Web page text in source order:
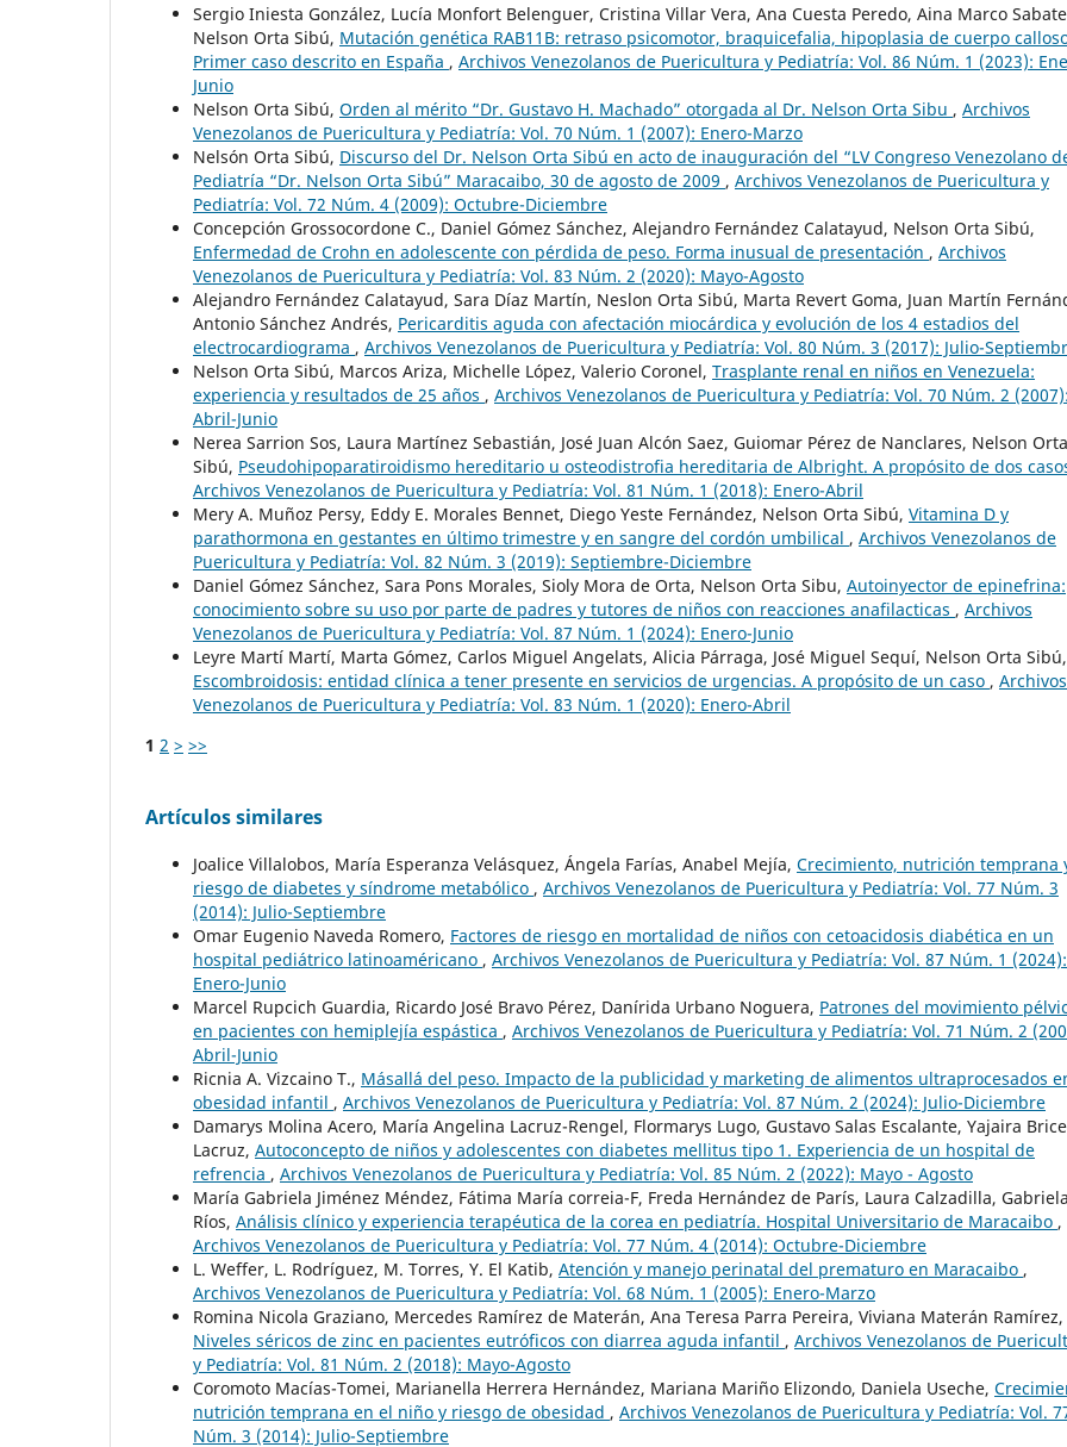
Sergio Iniesta González, Lucía Monfort Belenguer, Cristina Villar Vera, Ana Cuesta Peredo, Aina Marco
Nelson Orta Sibú, Mutación genética RAB11B: retraso psicomotor, braquicefalia, hipoplasia de cuerpo
Primer caso descrito en España , Archivos Venezolanos de Puericultura y Pediatría: Vol. 86 Núm. 1 (2023):
Junio
Nelson Orta Sibú, Orden al mérito “Dr. Gustavo H. Machado” otorgada al Dr. Nelson Orta Sibu , Archivos
Venezolanos de Puericultura y Pediatría: Vol. 70 Núm. 1 (2007): Enero-Marzo
Nelsón Orta Sibú, Discurso del Dr. Nelson Orta Sibú en acto de inauguración del “LV Congreso Venezolano
Pediatría “Dr. Nelson Orta Sibú” Maracaibo, 30 de agosto de 2009 , Archivos Venezolanos de Puericultura y
Pediatría: Vol. 72 Núm. 4 (2009): Octubre-Diciembre
Concepción Grossocordone C., Daniel Gómez Sánchez, Alejandro Fernández Calatayud, Nelson Orta Sibú,
Enfermedad de Crohn en adolescente con pérdida de peso. Forma inusual de presentación , Archivos
Venezolanos de Puericultura y Pediatría: Vol. 83 Núm. 2 (2020): Mayo-Agosto
Alejandro Fernández Calatayud, Sara Díaz Martín, Neslon Orta Sibú, Marta Revert Goma, Juan Martín
Antonio Sánchez Andrés, Pericarditis aguda con afectación miocárdica y evolución de los 4 estadios del
electrocardiograma , Archivos Venezolanos de Puericultura y Pediatría: Vol. 80 Núm. 3 (2017): Julio-
Nelson Orta Sibú, Marcos Ariza, Michelle López, Valerio Coronel, Trasplante renal en niños en Venezuela:
experiencia y resultados de 25 años , Archivos Venezolanos de Puericultura y Pediatría: Vol. 70 Núm. 2
Abril-Junio
Nerea Sarrion Sos, Laura Martínez Sebastián, José Juan Alcón Saez, Guiomar Pérez de Nanclares, Nelson Orta
Sibú, Pseudohipoparatiroidismo hereditario u osteodistrofia hereditaria de Albright. A propósito de dos
Archivos Venezolanos de Puericultura y Pediatría: Vol. 81 Núm. 1 (2018): Enero-Abril
Mery A. Muñoz Persy, Eddy E. Morales Bennet, Diego Yeste Fernández, Nelson Orta Sibú, Vitamina D y
parathormona en gestantes en último trimestre y en sangre del cordón umbilical , Archivos Venezolanos de
Puericultura y Pediatría: Vol. 82 Núm. 3 (2019): Septiembre-Diciembre
Daniel Gómez Sánchez, Sara Pons Morales, Sioly Mora de Orta, Nelson Orta Sibu, Autoinyector de epinefrina:
conocimiento sobre su uso por parte de padres y tutores de niños con reacciones anafilacticas , Archivos
Venezolanos de Puericultura y Pediatría: Vol. 87 Núm. 1 (2024): Enero-Junio
Leyre Martí Martí, Marta Gómez, Carlos Miguel Angelats, Alicia Párraga, José Miguel Sequí, Nelson Orta Sibú,
Escombroidosis: entidad clínica a tener presente en servicios de urgencias. A propósito de un caso , Archivos
Venezolanos de Puericultura y Pediatría: Vol. 83 Núm. 1 (2020): Enero-Abril
1 2 > >>
Artículos similares
Joalice Villalobos, María Esperanza Velásquez, Ángela Farías, Anabel Mejía, Crecimiento, nutrición temprana
riesgo de diabetes y síndrome metabólico , Archivos Venezolanos de Puericultura y Pediatría: Vol. 77 Núm. 3
(2014): Julio-Septiembre
Omar Eugenio Naveda Romero, Factores de riesgo en mortalidad de niños con cetoacidosis diabética en un
hospital pediátrico latinoaméricano , Archivos Venezolanos de Puericultura y Pediatría: Vol. 87 Núm. 1 (2024):
Enero-Junio
Marcel Rupcich Guardia, Ricardo José Bravo Pérez, Danírida Urbano Noguera, Patrones del movimiento
en pacientes con hemiplejía espástica , Archivos Venezolanos de Puericultura y Pediatría: Vol. 71 Núm. 2
Abril-Junio
Ricnia A. Vizcaino T., Másallá del peso. Impacto de la publicidad y marketing de alimentos ultraprocesados
obesidad infantil , Archivos Venezolanos de Puericultura y Pediatría: Vol. 87 Núm. 2 (2024): Julio-Diciembre
Damarys Molina Acero, María Angelina Lacruz-Rengel, Flormarys Lugo, Gustavo Salas Escalante, Yajaira
Lacruz, Autoconcepto de niños y adolescentes con diabetes mellitus tipo 1. Experiencia de un hospital de
refrencia , Archivos Venezolanos de Puericultura y Pediatría: Vol. 85 Núm. 2 (2022): Mayo - Agosto
María Gabriela Jiménez Méndez, Fátima María correia-F, Freda Hernández de París, Laura Calzadilla,
Ríos, Análisis clínico y experiencia terapéutica de la corea en pediatría. Hospital Universitario de Maracaibo ,
Archivos Venezolanos de Puericultura y Pediatría: Vol. 77 Núm. 4 (2014): Octubre-Diciembre
L. Weffer, L. Rodríguez, M. Torres, Y. El Katib, Atención y manejo perinatal del prematuro en Maracaibo ,
Archivos Venezolanos de Puericultura y Pediatría: Vol. 68 Núm. 1 (2005): Enero-Marzo
Romina Nicola Graziano, Mercedes Ramírez de Materán, Ana Teresa Parra Pereira, Viviana Materán Ramírez,
Niveles séricos de zinc en pacientes eutróficos con diarrea aguda infantil , Archivos Venezolanos de
y Pediatría: Vol. 81 Núm. 2 (2018): Mayo-Agosto
Coromoto Macías-Tomei, Marianella Herrera Hernández, Mariana Mariño Elizondo, Daniela Useche,
nutrición temprana en el niño y riesgo de obesidad , Archivos Venezolanos de Puericultura y Pediatría: Vol.
Núm. 3 (2014): Julio-Septiembre